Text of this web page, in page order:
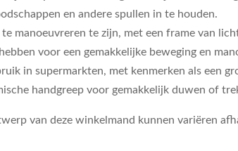
en andere spullen in te houden.
manoeuvreren te zijn, met een frame van
voor een gemakkelijke beweging en
in supermarkten, met kenmerken als een
handgreep voor gemakkelijk duwen of
van deze winkelmand kunnen variëren